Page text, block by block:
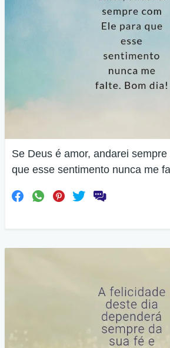
Se Deus é amor, andarei
que esse sentimento nunca me